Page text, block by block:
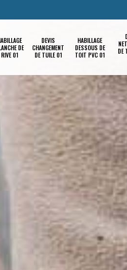
DE
RIVE 01
DEVIS
CHANGEMENT
DE TUILE 01
HABILLAGE
DESSOUS DE
TOIT PVC 01
DE